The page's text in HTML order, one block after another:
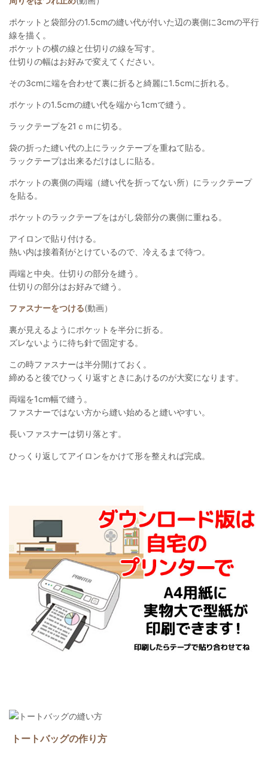
ポケットと袋部分の1.5cmの縫い代が付いた辺の裏側に3cmの平行
線を描く。
ポケットの横の線と仕切りの線を写す。
仕切りの幅はお好みで変えてください。
その3cmに端を合わせて裏に折ると綺麗に1.5cmに折れる。
ポケットの1.5cmの縫い代を端から1cmで縫う。
ラックテープを21ｃｍに切る。
袋の折った縫い代の上にラックテープを重ねて貼る。
ラックテープは出来るだけはしに貼る。
ポケットの裏側の両端（縫い代を折ってない所）にラックテープ
を貼る。
ポケットのラックテープをはがし袋部分の裏側に重ねる。
アイロンで貼り付ける。
熱い内は接着剤がとけているので、冷えるまで待つ。
両端と中央。仕切りの部分を縫う。
仕切りの部分はお好みで縫う。
ファスナーをつける(動画）
裏が見えるようにポケットを半分に折る。
ズレないように待ち針で固定する。
この時ファスナーは半分開けておく。
締めると後でひっくり返すときにあけるのが大変になります。
両端を1cm幅で縫う。
ファスナーではない方から縫い始めると縫いやすい。
長いファスナーは切り落とす。
ひっくり返してアイロンをかけて形を整えれば完成。
トートバッグの作り方